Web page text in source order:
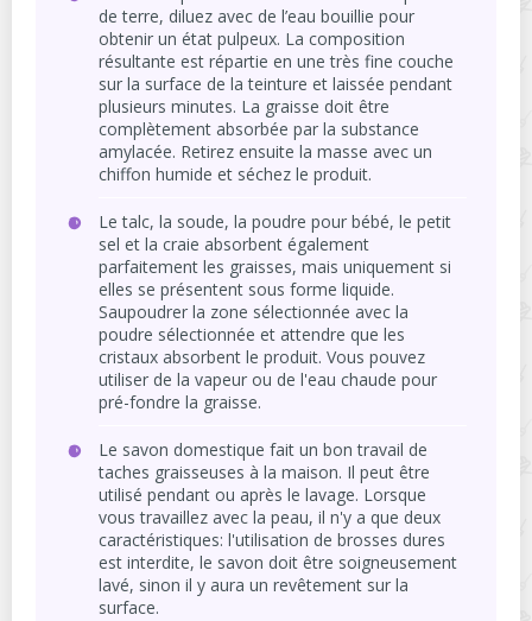
de terre, diluez avec de l’eau bouillie pour
obtenir un état pulpeux. La composition
résultante est répartie en une très fine couche
sur la surface de la teinture et laissée pendant
plusieurs minutes. La graisse doit être
complètement absorbée par la substance
amylacée. Retirez ensuite la masse avec un
chiffon humide et séchez le produit.
Le talc, la soude, la poudre pour bébé, le petit
sel et la craie absorbent également
parfaitement les graisses, mais uniquement si
elles se présentent sous forme liquide.
Saupoudrer la zone sélectionnée avec la
poudre sélectionnée et attendre que les
cristaux absorbent le produit. Vous pouvez
utiliser de la vapeur ou de l'eau chaude pour
pré-fondre la graisse.
Le savon domestique fait un bon travail de
taches graisseuses à la maison. Il peut être
utilisé pendant ou après le lavage. Lorsque
vous travaillez avec la peau, il n'y a que deux
caractéristiques: l'utilisation de brosses dures
est interdite, le savon doit être soigneusement
lavé, sinon il y aura un revêtement sur la
surface.